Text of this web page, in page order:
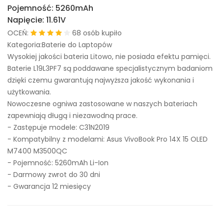
Pojemność: 5260mAh
Napięcie: 11.61V
OCEŃ:
68 osób kupiło
Kategoria:Baterie do Laptopów
Wysokiej jakości bateria Litowo, nie posiada efektu pamięci.
Baterie L19L3PF7 są poddawane specjalistycznym badaniom
dzięki czemu gwarantują najwyższa jakość wykonania i
użytkowania.
Nowoczesne ogniwa zastosowane w naszych bateriach
zapewniają długą i niezawodną prace.
- Zastępuje modele: C31N2019
- Kompatybilny z modelami: Asus VivoBook Pro 14X 15 OLED
M7400 M3500QC
- Pojemność: 5260mAh Li-Ion
- Darmowy zwrot do 30 dni
- Gwarancja 12 miesięcy